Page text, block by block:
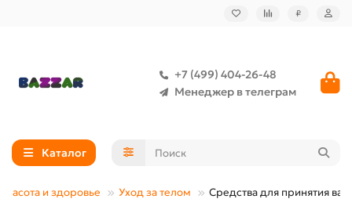
₽
+7 (499) 404-26-48
Менеджер в телеграм
Каталог
и здоровье Уход за телом Средства для принятия